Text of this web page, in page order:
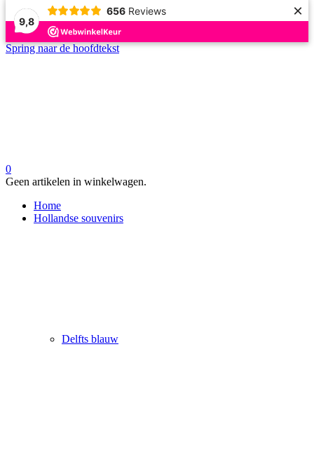
9,8
656 Reviews ×
Spring naar de hoofdtekst
0
Geen artikelen in winkelwagen.
Home
Hollandse souvenirs
Delfts blauw